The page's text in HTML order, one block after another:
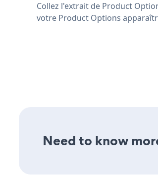
Collez l'extrait de Product
votre Product Options
Need to know